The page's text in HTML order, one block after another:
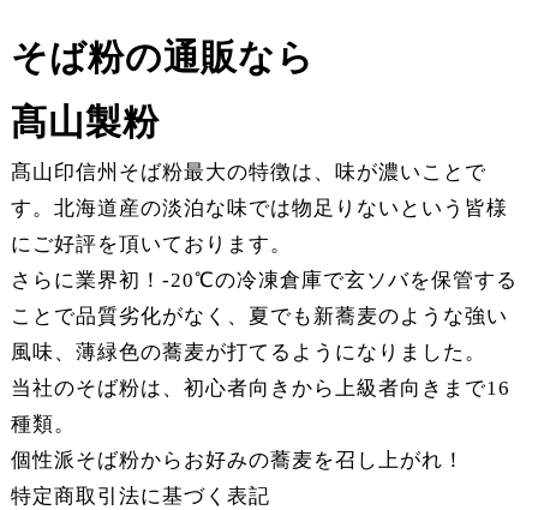
そば粉の通販なら
髙山製粉
髙山印信州そば粉最大の特徴は、味が濃いことで
す。北海道産の淡泊な味では物足りないという皆様
にご好評を頂いております。
さらに業界初！-20℃の冷凍倉庫で玄ソバを保管する
ことで品質劣化がなく、夏でも新蕎麦のような強い
風味、薄緑色の蕎麦が打てるようになりました。
当社のそば粉は、初心者向きから上級者向きまで16
種類。
個性派そば粉からお好みの蕎麦を召し上がれ！
特定商取引法に基づく表記